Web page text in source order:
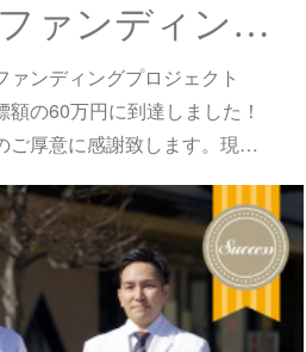
【クラウドファンディング】目標達成のご報告
ンディングプロジェクト
の60万円に到達しました！
ご厚意に感謝致します。現…